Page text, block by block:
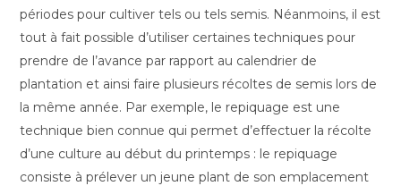
périodes pour cultiver tels ou tels semis. Néanmoins, il est
tout à fait possible d’utiliser certaines techniques pour
prendre de l’avance par rapport au calendrier de
plantation et ainsi faire plusieurs récoltes de semis lors de
la même année. Par exemple, le repiquage est une
technique bien connue qui permet d’effectuer la récolte
d’une culture au début du printemps : le repiquage
consiste à prélever un jeune plant de son emplacement